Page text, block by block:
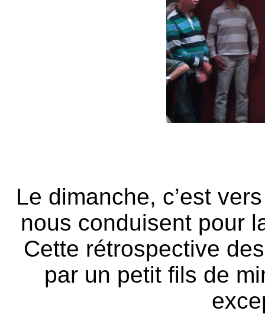
Le dimanche, c’est
nous conduisent pour
Cette rétrospective
par un petit fils de